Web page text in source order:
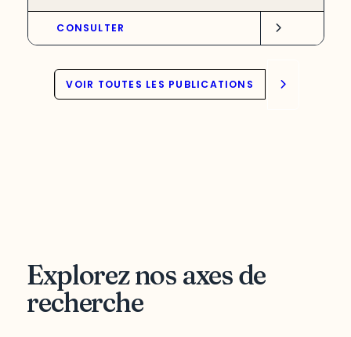
CONSULTER
VOIR TOUTES LES PUBLICATIONS
Explorez nos axes de
recherche